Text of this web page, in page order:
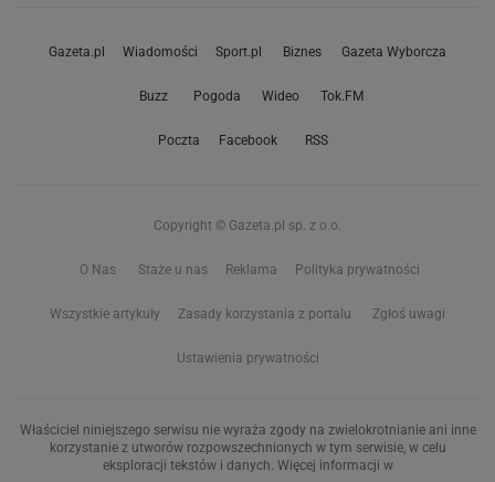
Gazeta.pl Wiadomości Sport.pl Biznes Gazeta Wyborcza
Buzz Pogoda Wideo Tok.FM
Poczta Facebook RSS
Copyright © Gazeta.pl sp. z o.o.
O Nas Staże u nas Reklama Polityka prywatności
Wszystkie artykuły Zasady korzystania z portalu Zgłoś uwagi
Ustawienia prywatności
Właściciel niniejszego serwisu nie wyraża zgody na zwielokrotnianie ani inne
korzystanie z utworów rozpowszechnionych w tym serwisie, w celu
eksploracji tekstów i danych. Więcej informacji w